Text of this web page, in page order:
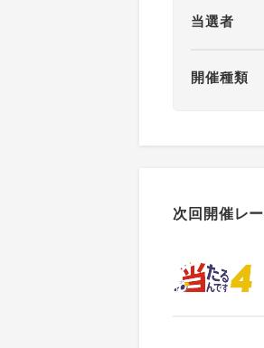
当選者
開催種類
次回開催レ